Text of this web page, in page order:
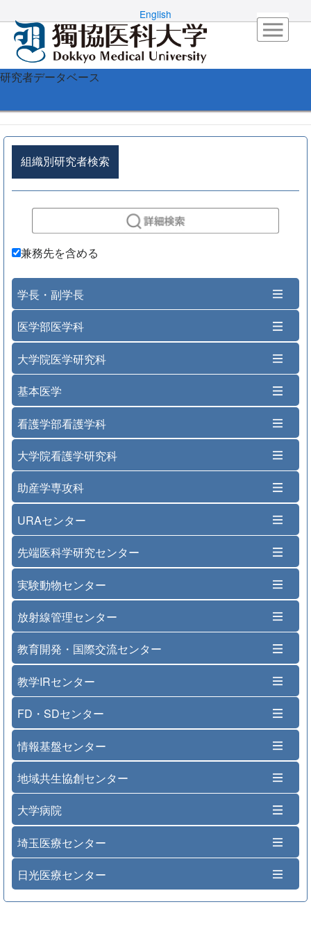
English
研究者データベース
組織別研究者検索
兼務先を含める
学長・副学長
医学部医学科
大学院医学研究科
基本医学
看護学部看護学科
大学院看護学研究科
助産学専攻科
URAセンター
先端医科学研究センター
実験動物センター
放射線管理センター
教育開発・国際交流センター
教学IRセンター
FD・SDセンター
情報基盤センター
地域共生協創センター
大学病院
埼玉医療センター
日光医療センター